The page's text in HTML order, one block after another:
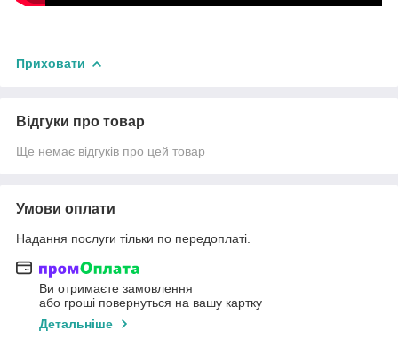
Приховати
Відгуки про товар
Ще немає відгуків про цей товар
Умови оплати
Надання послуги тільки по передоплаті.
Ви отримаєте замовлення
або гроші повернуться на вашу картку
Детальніше